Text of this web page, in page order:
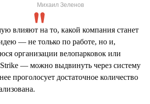
Михаил Зеленов
влияют на то, какой компания станет
— не только по работе, но и,
организации велопарковок или
— можно выдвинуть через систему
проголосует достаточное количество